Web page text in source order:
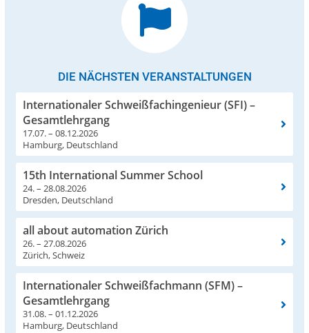
DIE NÄCHSTEN VERANSTALTUNGEN
Internationaler Schweißfachingenieur (SFI) –
Gesamtlehrgang
17.07. – 08.12.2026
Hamburg, Deutschland
15th International Summer School
24. – 28.08.2026
Dresden, Deutschland
all about automation Zürich
26. – 27.08.2026
Zürich, Schweiz
Internationaler Schweißfachmann (SFM) –
Gesamtlehrgang
31.08. – 01.12.2026
Hamburg, Deutschland